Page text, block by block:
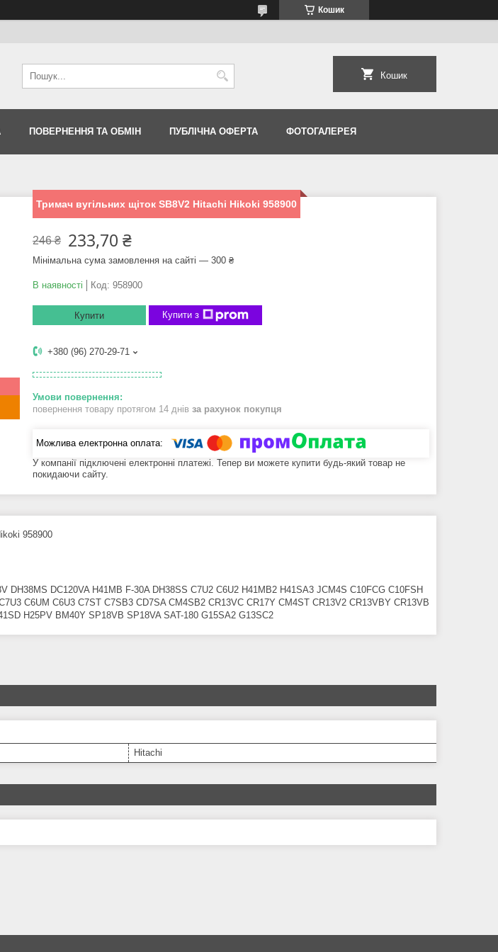
Кошик
Кошик
ПОВЕРНЕННЯ ТА ОБМІН ПУБЛІЧНА ОФЕРТА ФОТОГАЛЕРЕЯ
Тримач вугільних щіток SB8V2 Hitachi Hikoki 958900
246 ₴ 233,70 ₴
Мінімальна сума замовлення на сайті — 300 ₴
В наявності Код: 958900
Купити Купити з
+380 (96) 270-29-71
повернення товару протягом 14 днів за рахунок покупця
У компанії підключені електронні платежі. Тепер ви можете купити будь-який товар не
покидаючи сайту.
958900
DH38MS DC120VA H41MB F-30A DH38SS C7U2 C6U2 H41MB2 H41SA3 JCM4S C10FCG C10FSH
C6UM C6U3 C7ST C7SB3 CD7SA CM4SB2 CR13VC CR17Y CM4ST CR13V2 CR13VBY CR13VB
H25PV BM40Y SP18VB SP18VA SAT-180 G15SA2 G13SC2
Hitachi